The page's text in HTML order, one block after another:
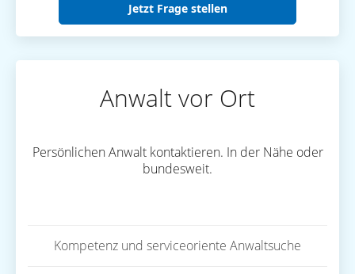
Jetzt Frage stellen
Anwalt vor Ort
Persönlichen Anwalt kontaktieren. In der Nähe oder
bundesweit.
Kompetenz und serviceoriente Anwaltsuche